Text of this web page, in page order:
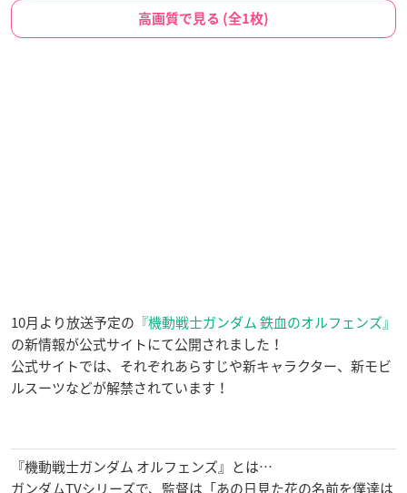
高画質で見る (全1枚)
10月より放送予定の 『機動戦士ガンダム 鉄血のオルフェンズ』
の新情報が公式サイトにて公開されました！
公式サイトでは、それぞれあらすじや新キャラクター、新モビ
ルスーツなどが解禁されています！
『機動戦士ガンダム オルフェンズ』とは…
ガンダムTVシリーズで、監督は「あの日見た花の名前を僕達は